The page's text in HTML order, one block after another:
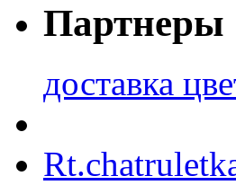
Партнеры
доставка